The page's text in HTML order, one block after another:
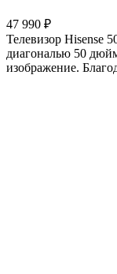
47 990 ₽
Телевизор Hisense
диагональю 50
изображение.